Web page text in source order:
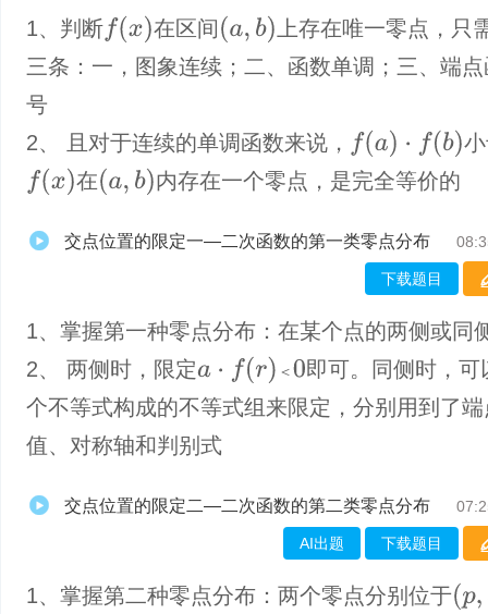
1、判断 (x) 在区间 (a,b
上存在唯一零点，只
三条：一，图象连续；二、函数单调；三、端
号
2、 且对于连续的单调函数来说，
(a)·f(b
(x) 在(a,b 内存在一个零点，是完全等价的
交点位置的限定一—二次函数的第一类零点分布
下载题目
1、掌握第一种零点分布：在某个点的两侧或同
2、 两侧时，限定
＜
a⋅ r ＜0
即可。同侧时，可
个不等式构成的不等式组来限定，分别用到了
值、对称轴和判别式
交点位置的限定二—二次函数的第二类零点分布
AI出题 下载题目
1、​掌握第二种零点分布：两个零点分别位于(p,q